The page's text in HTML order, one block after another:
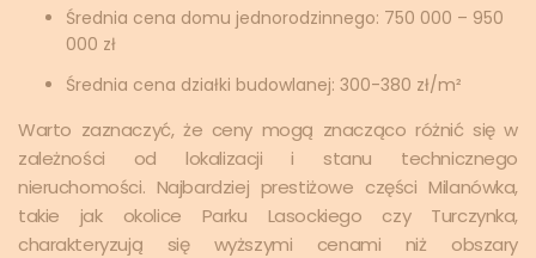
Średnia cena domu jednorodzinnego: 750 000 – 950
000 zł
Średnia cena działki budowlanej: 300-380 zł/m²
Warto zaznaczyć, że ceny mogą znacząco różnić się w
zależności od lokalizacji i stanu technicznego
nieruchomości. Najbardziej prestiżowe części Milanówka,
takie jak okolice Parku Lasockiego czy Turczynka,
charakteryzują się wyższymi cenami niż obszary